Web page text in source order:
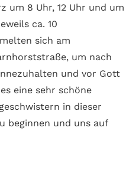
um 8 Uhr, 12 Uhr und um
ca. 10
sich am
um nach
und vor Gott
eine sehr schöne
in dieser
beginnen und uns auf